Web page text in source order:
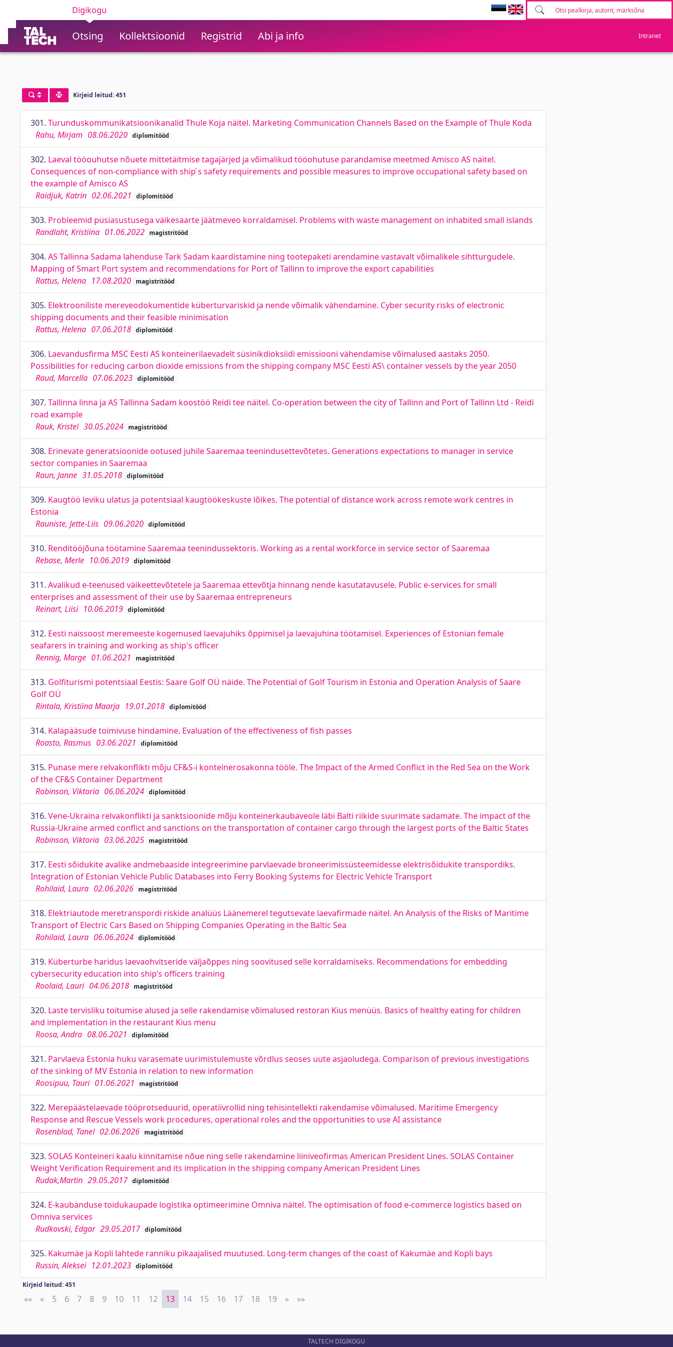
Digikogu
Otsing Kollektsioonid Registrid Abi ja info Intranet
Kirjeid leitud: 451
301. Turunduskommunikatsioonikanalid Thule Koja näitel. Marketing Communication Channels Based on the Example of Thule Koda
Rahu, Mirjam 08.06.2020 diplomitööd
302. Laeval tööouhutse nõuete mittetäitmise tagajärjed ja võimalikud tööohutuse parandamise meetmed Amisco AS näitel.
Consequences of non-compliance with ship ́s safety requirements and possible measures to improve occupational safety based on
the example of Amisco AS
Raidjuk, Katrin 02.06.2021 diplomitööd
303. Probleemid püsiasustusega väikesaarte jäätmeveo korraldamisel. Problems with waste management on inhabited small islands
Randlaht, Kristiina 01.06.2022 magistritööd
304. AS Tallinna Sadama lahenduse Tark Sadam kaardistamine ning tootepaketi arendamine vastavalt võimalikele sihtturgudele.
Mapping of Smart Port system and recommendations for Port of Tallinn to improve the export capabilities
Rattus, Helena 17.08.2020 magistritööd
305. Elektrooniliste mereveodokumentide küberturvariskid ja nende võimalik vähendamine. Cyber security risks of electronic
shipping documents and their feasible minimisation
Rattus, Helena 07.06.2018 diplomitööd
306. Laevandusfirma MSC Eesti AS konteinerilaevadelt süsinikdioksiidi emissiooni vähendamise võimalused aastaks 2050.
Possibilities for reducing carbon dioxide emissions from the shipping company MSC Eesti AS\ container vessels by the year 2050
Raud, Marcella 07.06.2023 diplomitööd
307. Tallinna linna ja AS Tallinna Sadam koostöö Reidi tee näitel. Co-operation between the city of Tallinn and Port of Tallinn Ltd - Reidi
road example
Rauk, Kristel 30.05.2024 magistritööd
308. Erinevate generatsioonide ootused juhile Saaremaa teenindusettevõtetes. Generations expectations to manager in service
sector companies in Saaremaa
Raun, Janne 31.05.2018 diplomitööd
309. Kaugtöö leviku ulatus ja potentsiaal kaugtöökeskuste lõikes. The potential of distance work across remote work centres in
Estonia
Rauniste, Jette-Liis 09.06.2020 diplomitööd
310. Renditööjõuna töötamine Saaremaa teenindussektoris. Working as a rental workforce in service sector of Saaremaa
Rebase, Merle 10.06.2019 diplomitööd
311. Avalikud e-teenused väikeettevõtetele ja Saaremaa ettevõtja hinnang nende kasutatavusele. Public e-services for small
enterprises and assessment of their use by Saaremaa entrepreneurs
Reinart, Liisi 10.06.2019 diplomitööd
312. Eesti naissoost meremeeste kogemused laevajuhiks õppimisel ja laevajuhina töötamisel. Experiences of Estonian female
seafarers in training and working as ship's officer
Rennig, Marge 01.06.2021 magistritööd
313. Golfiturismi potentsiaal Eestis: Saare Golf OÜ näide. The Potential of Golf Tourism in Estonia and Operation Analysis of Saare
Golf OÜ
Rintala, Kristiina Maarja 19.01.2018 diplomitööd
314. Kalapääsude toimivuse hindamine. Evaluation of the effectiveness of fish passes
Roasto, Rasmus 03.06.2021 diplomitööd
315. Punase mere relvakonflikti mõju CF&S-i konteinerosakonna tööle. The Impact of the Armed Conflict in the Red Sea on the Work
of the CF&S Container Department
Robinson, Viktoria 06.06.2024 diplomitööd
316. Vene-Ukraina relvakonflikti ja sanktsioonide mõju konteinerkaubaveole läbi Balti riikide suurimate sadamate. The impact of the
Russia-Ukraine armed conflict and sanctions on the transportation of container cargo through the largest ports of the Baltic States
Robinson, Viktoria 03.06.2025 magistritööd
317. Eesti sõidukite avalike andmebaaside integreerimine parvlaevade broneerimissüsteemidesse elektrisõidukite transpordiks.
Integration of Estonian Vehicle Public Databases into Ferry Booking Systems for Electric Vehicle Transport
Rohilaid, Laura 02.06.2026 magistritööd
318. Elektriautode meretranspordi riskide analüüs Läänemerel tegutsevate laevafirmade näitel. An Analysis of the Risks of Maritime
Transport of Electric Cars Based on Shipping Companies Operating in the Baltic Sea
Rohilaid, Laura 06.06.2024 diplomitööd
319. Küberturbe haridus laevaohvitseride väljaõppes ning soovitused selle korraldamiseks. Recommendations for embedding
cybersecurity education into ship’s officers training
Roolaid, Lauri 04.06.2018 magistritööd
320. Laste tervisliku toitumise alused ja selle rakendamise võimalused restoran Kius menüüs. Basics of healthy eating for children
and implementation in the restaurant Kius menu
Roosa, Andra 08.06.2021 diplomitööd
321. Parvlaeva Estonia huku varasemate uurimistulemuste võrdlus seoses uute asjaoludega. Comparison of previous investigations
of the sinking of MV Estonia in relation to new information
Roosipuu, Tauri 01.06.2021 magistritööd
322. Merepäästelaevade tööprotseduurid, operatiivrollid ning tehisintellekti rakendamise võimalused. Maritime Emergency
Response and Rescue Vessels work procedures, operational roles and the opportunities to use AI assistance
Rosenblad, Tanel 02.06.2026 magistritööd
323. SOLAS Konteineri kaalu kinnitamise nõue ning selle rakendamine liiniveofirmas American President Lines. SOLAS Container
Weight Verification Requirement and its implication in the shipping company American President Lines
Rudak,Martin 29.05.2017 diplomitööd
324. E-kaubanduse toidukaupade logistika optimeerimine Omniva näitel. The optimisation of food e-commerce logistics based on
Omniva services
Rudkovski, Edgar 29.05.2017 diplomitööd
325. Kakumäe ja Kopli lahtede ranniku pikaajalised muutused. Long-term changes of the coast of Kakumäe and Kopli bays
Russin, Aleksei 12.01.2023 diplomitööd
Kirjeid leitud: 451
«« First
« Previous
5 6 7 8 9 10 11 12 13 14 15 16 17 18 19 » Next
»»
TALTECH DIGIKOGU